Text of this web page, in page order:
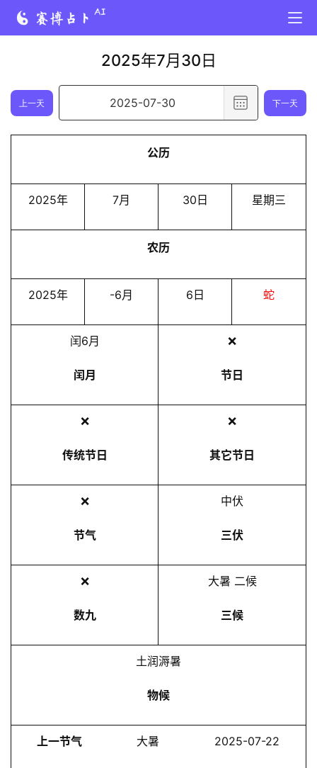
2025年7月30日
上一天
选
日
择
年
0
下一天
公历
2025年 7月 30日 星期三
农历
2025年 -6月 6日 蛇
闰6月
闰月
❌
节日
❌
传统节日
❌
其它节日
❌
节气
中伏
三伏
❌
数九
大暑 二候
三候
土润溽暑
物候
上一节气 大暑 2025-07-22